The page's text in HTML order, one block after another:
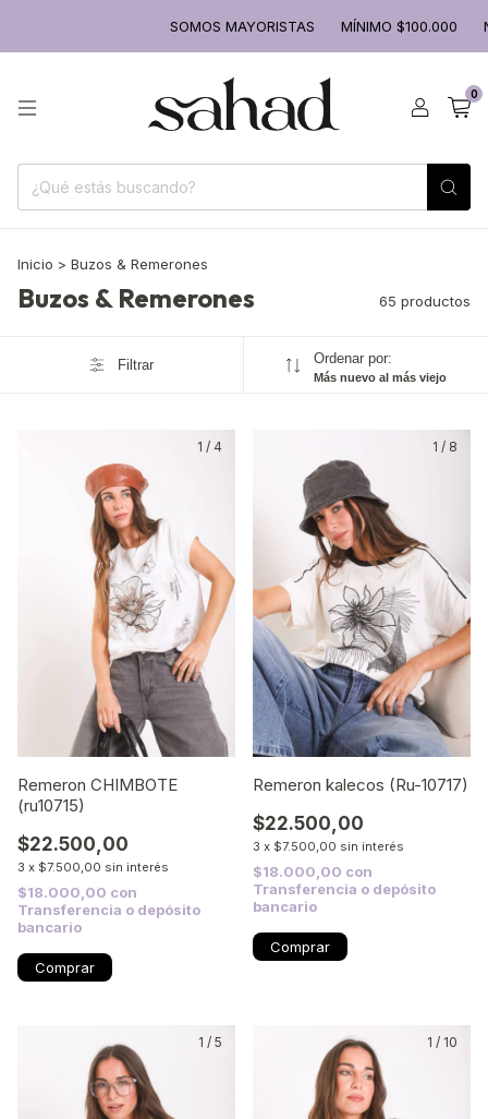
SOMOS MAYORISTAS MÍNIMO $100.000 NUEVOS
0
Inicio > Buzos & Remerones
Buzos & Remerones 65 productos
Filtrar Ordenar por:
Más nuevo al más viejo
1 / 4
Remeron CHIMBOTE
(ru10715)
$22.500,00
3 x $7.500,00 sin interés
$18.000,00 con
Transferencia o depósito
bancario
Comprar
1 / 8
Remeron kalecos (Ru-10717)
$22.500,00
3 x $7.500,00 sin interés
$18.000,00 con
Transferencia o depósito
bancario
Comprar
1 / 5 1 / 10